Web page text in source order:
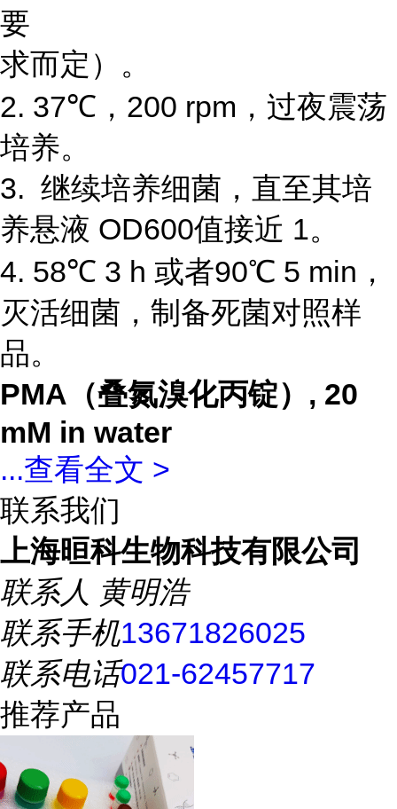
要
求而定）。
2. 37℃，200 rpm，过夜震荡
培养。
3. 继续培养细菌，直至其培
养悬液 OD600值接近 1。
4. 58℃ 3 h 或者90℃ 5 min，
灭活细菌，制备死菌对照样
品。
PMA（叠氮溴化丙锭）, 20
mM in water
...查看全文 >
联系我们
上海晅科生物科技有限公司
联系人 黄明浩
联系手机13671826025
联系电话021-62457717
推荐产品